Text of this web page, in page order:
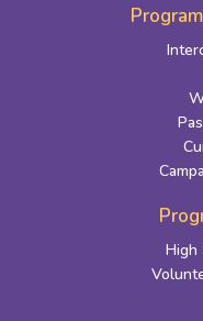
High